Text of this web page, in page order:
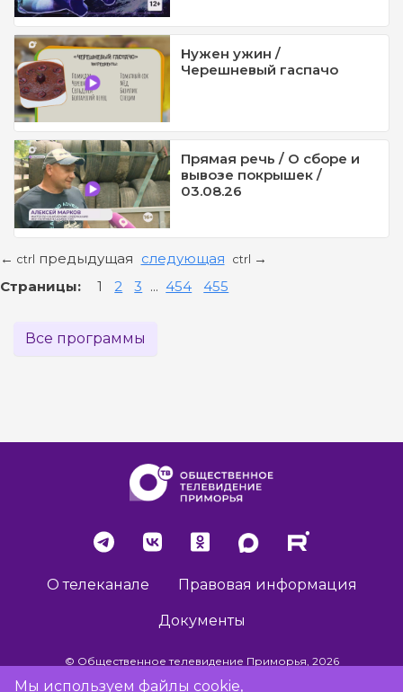
Нужен ужин /
Черешневый гаспачо
Прямая речь / О сборе и
вывозе покрышек /
03.08.26
← ctrl предыдущая следующая ctrl →
Страницы: 1 2 3 ... 454 455
Все программы
О телеканале Правовая информация
Документы
© Общественное телевидение Приморья, 2026
Мы используем файлы cookie,